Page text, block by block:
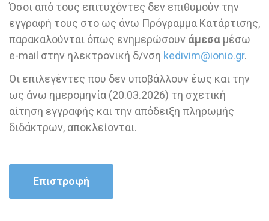
Όσοι από τους επιτυχόντες δεν επιθυμούν την
εγγραφή τους στο ως άνω Πρόγραμμα Κατάρτισης,
παρακαλούνται όπως ενημερώσουν άμεσα μέσω
e-mail στην ηλεκτρονική δ/νση kedivim@ionio.gr.
Οι επιλεγέντες που δεν υποβάλλουν έως και την
ως άνω ημερομηνία (20.03.2026) τη σχετική
αίτηση εγγραφής και την απόδειξη πληρωμής
διδάκτρων, αποκλείονται.
Επιστροφή